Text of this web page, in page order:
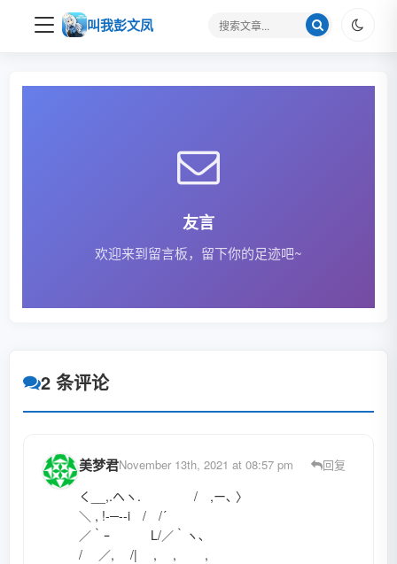
叫我彭文凤
搜
友言
欢迎来到留言板，留下你的足迹吧~
2 条评论
美梦君November 13th, 2021 at 08:57 pm 回复
く__,.ヘヽ. / ,ー､ 〉
＼ , !-─‐-i / /´
／｀ｰ L/／｀ヽ､
/ ／, /| , , ,